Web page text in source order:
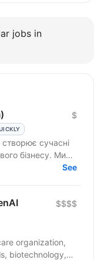
jobs in
$
сучасні
бізнесу. Ми
для страхових
See
$$$$
organization,
biotechnology,